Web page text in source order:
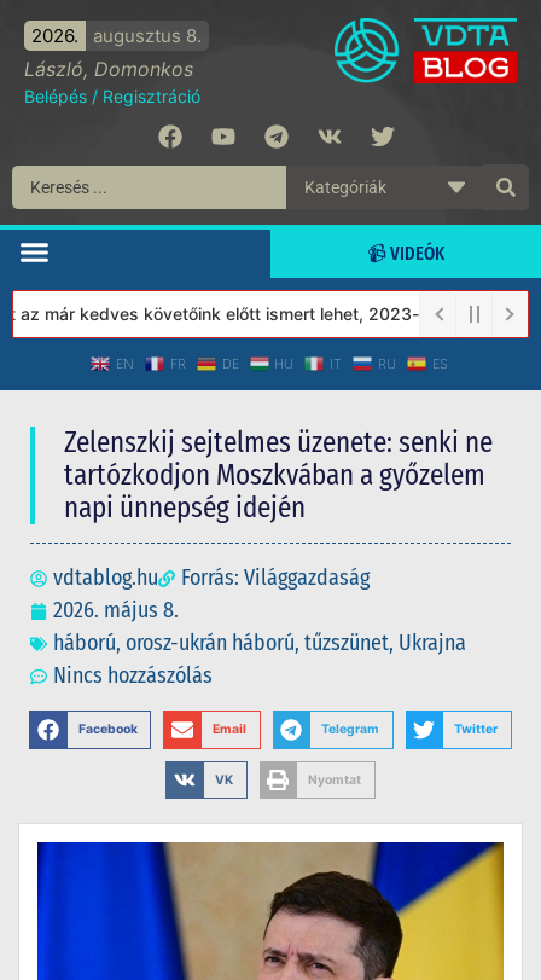
2026. augusztus 8.
László, Domonkos
Belépés / Regisztráció
📹 VIDEÓK
kedves követőink előtt ismert lehet, 2023-tól a Védett
EN FR DE HU IT RU ES
Zelenszkij sejtelmes üzenete: senki ne
tartózkodjon Moszkvában a győzelem
napi ünnepség idején
vdtablog.hu
Forrás: Világgazdaság
2026. május 8.
háború, orosz-ukrán háború, tűzszünet, Ukrajna
Nincs hozzászólás
Facebook Email Telegram Twitter
VK Nyomtat